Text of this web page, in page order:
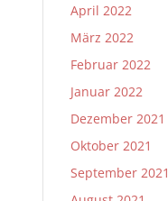
April 2022
März 2022
Februar 2022
Januar 2022
Dezember 2021
Oktober 2021
September 2021